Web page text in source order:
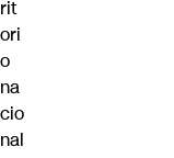
rit
ori
o
na
cio
nal